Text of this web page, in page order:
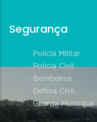
Segurança
Polícia Militar
Polícia Civil
Bombeiros
Defesa Civil
Guarda Municipal